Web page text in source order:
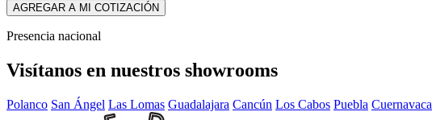
AGREGAR A MI COTIZACIÓN
Presencia nacional
Visítanos en nuestros showrooms
Polanco San Ángel Las Lomas Guadalajara Cancún Los Cabos Puebla Cuernavaca